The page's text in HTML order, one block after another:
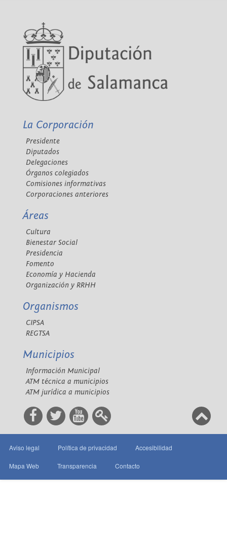
La Corporación
Presidente
Diputados
Delegaciones
Órganos colegiados
Comisiones informativas
Corporaciones anteriores
Áreas
Cultura
Bienestar Social
Presidencia
Fomento
Economía y Hacienda
Organización y RRHH
Organismos
CIPSA
REGTSA
Municipios
Información Municipal
ATM técnica a municipios
ATM jurídica a municipios
Aviso legal Política de privacidad Accesibilidad
Mapa Web Transparencia Contacto